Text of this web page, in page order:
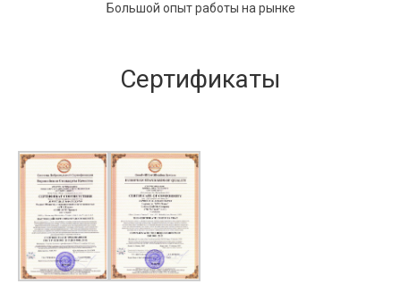
Большой опыт работы на рынке
Сертификаты